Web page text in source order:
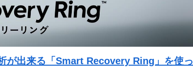
が出来る「Smart Recovery Ring」を使っ